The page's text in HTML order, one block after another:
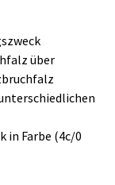
über
in Farbe (4c/0